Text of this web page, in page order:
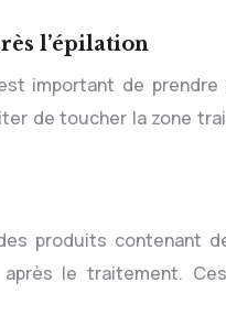
l’épilation
important de
de toucher la zone
produits contenant
le traitement.